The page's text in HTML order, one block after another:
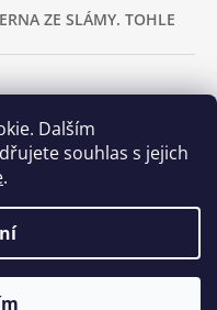
Dalším
souhlas s jejich
.
se u nás každý den
ZE SLÁMY. TOHLE